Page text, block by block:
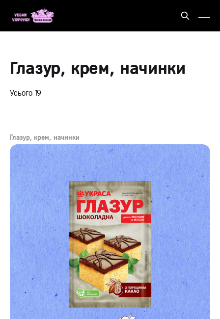
Глазур, крем, начинки
Усього 19
Глазур, крем, начинки